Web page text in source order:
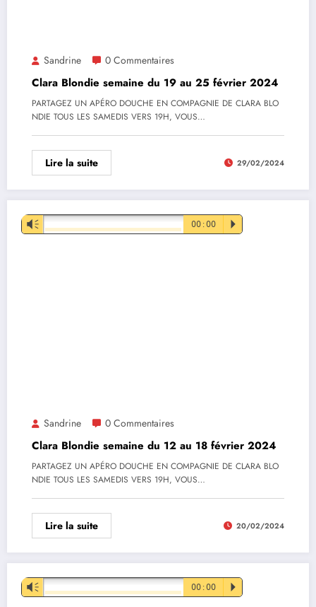
Sandrine 0 Commentaires
Clara Blondie semaine du 19 au 25 février 2024
PARTAGEZ UN APÉRO DOUCHE EN COMPAGNIE DE CLARA BLO
NDIE TOUS LES SAMEDIS VERS 19H, VOUS…
Lire la suite 29/02/2024
Lecteur
audio
Vm 00:00 P
Sandrine 0 Commentaires
Clara Blondie semaine du 12 au 18 février 2024
PARTAGEZ UN APÉRO DOUCHE EN COMPAGNIE DE CLARA BLO
NDIE TOUS LES SAMEDIS VERS 19H, VOUS…
Lire la suite 20/02/2024
Lecteur
audio
Vm 00:00 P